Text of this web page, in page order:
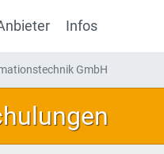
Infos
GmbH